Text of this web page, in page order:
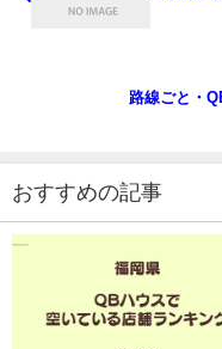
路線ごと・
おすすめの記事